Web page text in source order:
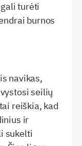
turėti
burnos
navikas,
seilių
reiškia, kad
ir
sukelti